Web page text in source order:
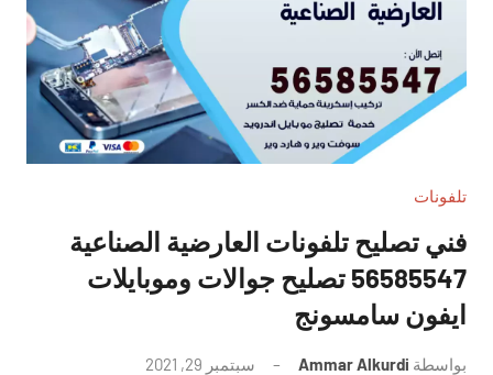
تلفونات
فني تصليح تلفونات العارضية الصناعية
56585547 تصليح جوالات وموبايلات
ايفون سامسونج
بواسطة Ammar Alkurdi سبتمبر 29, 2021